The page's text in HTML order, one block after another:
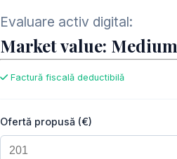
Evaluare activ digital:
Market value: Medium
Factură fiscală deductibilă
Ofertă propusă (€)